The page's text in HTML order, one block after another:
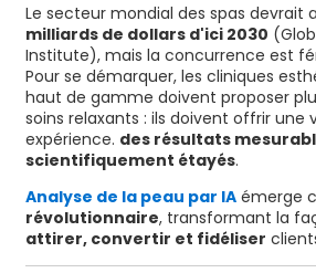
Le secteur mondial des spas devrait
milliards de dollars d'ici 2030
Institute), mais la concurrence est
Pour se démarquer, les cliniques
haut de gamme doivent proposer
soins relaxants : ils doivent offrir une
expérience. des résultats
scientifiquement étayés.
Analyse de la peau par IAémerge
révolutionnaire, transformant la
attirer, convertir et fidéliser